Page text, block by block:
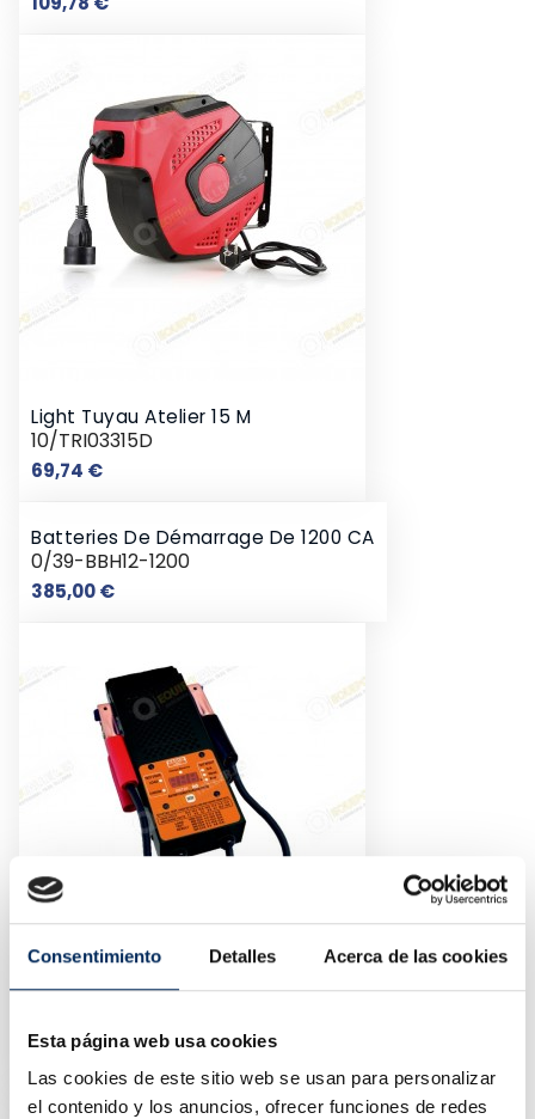
Consentimiento Detalles Acerca de las cookies
Esta página web usa cookies
Las cookies de este sitio web se usan para personalizar
el contenido y los anuncios, ofrecer funciones de redes
Light Tuyau Atelier 15 M
10/TRI03315D
69,74 €Prix
Batteries De Démarrage De 1200 CA
0/39-BBH12-1200
385,00 €Prix
0/39-BBT20
61,00 €Prix